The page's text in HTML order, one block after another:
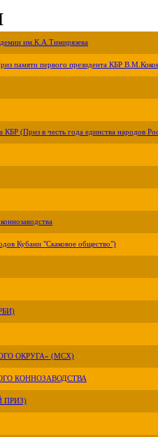
им.К.А.Тимирязева
памяти первого президента КБР
КБР (Приз в честь года единства народов
Кубани "Скаковое общество")
ОКРУГА» (МСХ)
КОННОЗАВОДСТВА
ПРИЗ)